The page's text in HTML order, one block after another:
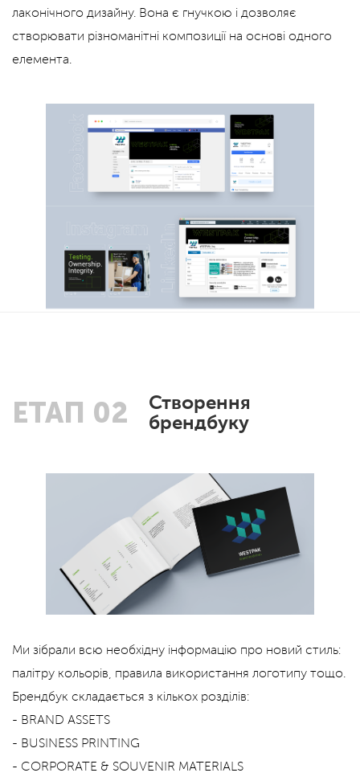
лаконічного дизайну. Вона є гнучкою і дозволяє
створювати різноманітні композиції на основі одного
елемента.
ЕТАП 02
Створення
брендбуку
Ми зібрали всю необхідну інформацію про новий стиль:
палітру кольорів, правила використання логотипу тощо.
Брендбук складається з кількох розділів:
- BRAND ASSETS
- BUSINESS PRINTING
- CORPORATE & SOUVENIR MATERIALS